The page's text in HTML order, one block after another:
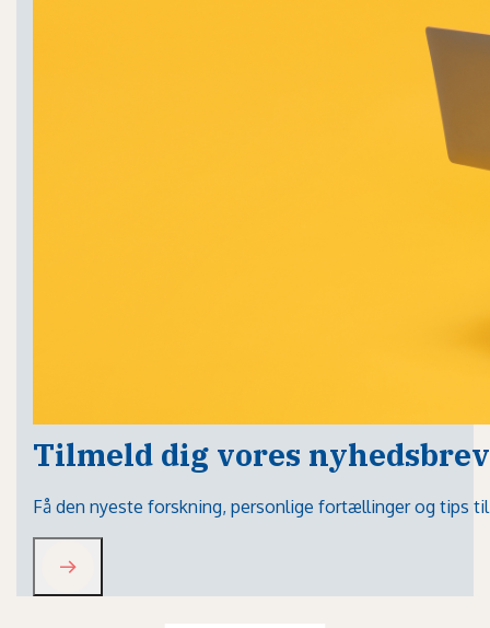
Tilmeld dig vores nyhedsbrev
Få den nyeste forskning, personlige fortællinger og tips